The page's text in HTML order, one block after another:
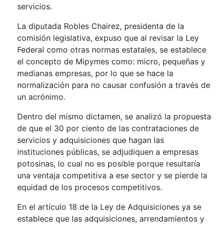
servicios.
La diputada Robles Chairez, presidenta de la
comisión legislativa, expuso que al revisar la Ley
Federal como otras normas estatales, se establece
el concepto de Mipymes como: micro, pequeñas y
medianas empresas, por lo que se hace la
normalización para no causar confusión a través de
un acrónimo.
Dentro del mismo dictamen, se analizó la propuesta
de que el 30 por ciento de las contrataciones de
servicios y adquisiciones que hagan las
instituciones públicas, se adjudiquen a empresas
potosinas, lo cual no es posible porque resultaría
una ventaja competitiva a ese sector y se pierde la
equidad de los procesos competitivos.
En el artículo 18 de la Ley de Adquisiciones ya se
establece que las adquisiciones, arrendamientos y